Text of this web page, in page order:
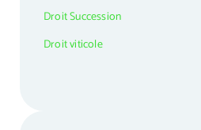
Droit Succession
Droit viticole